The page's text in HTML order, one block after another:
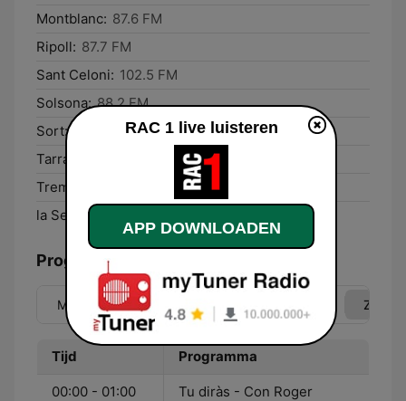
Montblanc: 87.6 FM
Ripoll: 87.7 FM
Sant Celoni: 102.5 FM
Solsona: 88.2 FM
Sort:
Tarragona:
Tremp:
la Seu d'Urgell:
Programma
Ma Di Do Zo
Tijd Programma
00:00 - 01:00
Tu diràs - Con Roger
RAC 1 live luisteren
APP DOWNLOADEN